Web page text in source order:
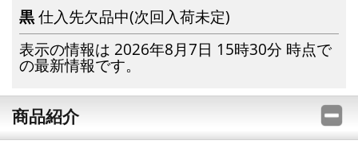
黒仕入先欠品中(次回入荷未定)
表示の情報は 2026年8月7日 15時30分 時点で
の最新情報です。
商品紹介